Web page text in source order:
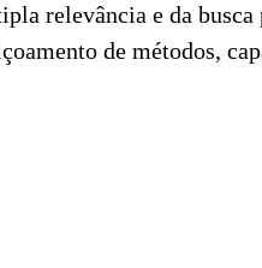
relevância e da
de métodos,